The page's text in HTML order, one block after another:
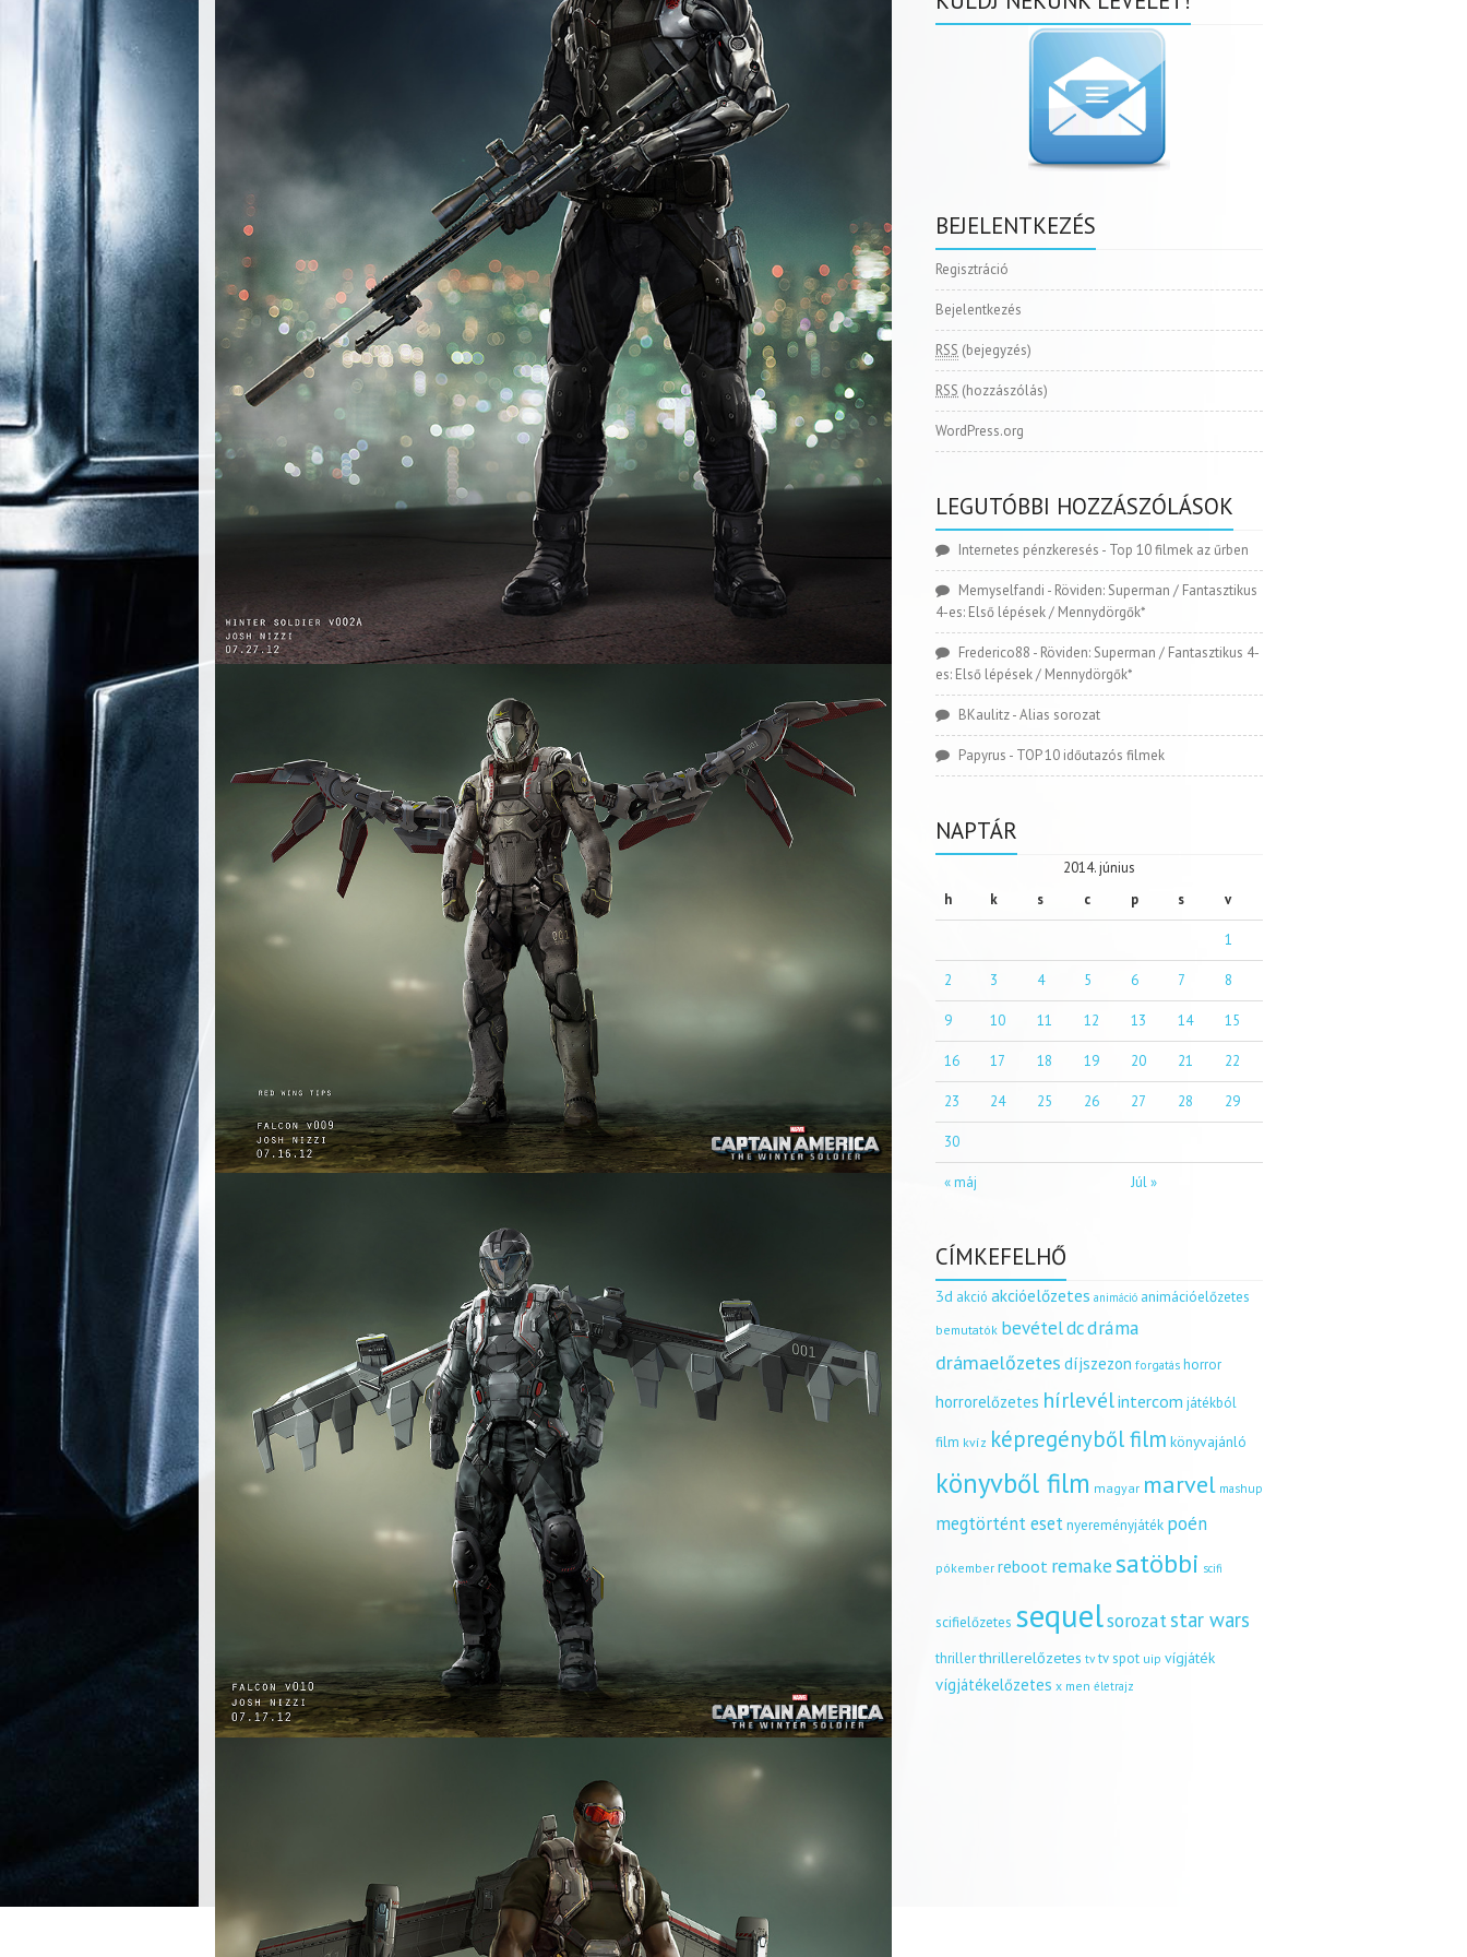
BEJELENTKEZÉS
Regisztráció
Bejelentkezés
RSS (bejegyzés)
RSS (hozzászólás)
WordPress.org
LEGUTÓBBI HOZZÁSZÓLÁSOK
Internetes pénzkeresés - Top 10 filmek az űrben
Memyselfandi - Röviden: Superman / Fantasztikus
4-es: Első lépések / Mennydörgők*
Frederico88 - Röviden: Superman / Fantasztikus 4-
es: Első lépések / Mennydörgők*
BKaulitz-Alias sorozat
Papyrus - TOP 10 időutazós filmek
NAPTÁR
2014. június
h
k s c p s v
« máj Júl »
1
2 3 4 5 6 7 8
9 10 11 12 13 14 15
16 17 18 19 20 21 22
23 24 25 26 27 28 29
30
CÍMKEFELHŐ
3d akció akcióelőzetes animáció animációelőzetes
bemutatók bevételdcdráma
drámaelőzetes díjszezon forgatás horror
horrorelőzetes hírlevélintercom játékból
film kvíz képregényből film könyvajánló
könyvből film magyar marvel mashup
megtörtént esetnyereményjáték poén
pókember reboot remakesatöbbi scifi
scifielőzetes sequelsorozatstar wars
thrillerthrillerelőzetes tv tv spot uip vígjáték
vígjátékelőzetes x men életrajz